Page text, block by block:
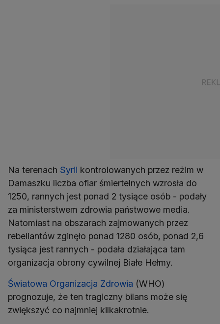
Na terenach Syrii kontrolowanych przez reżim w
Damaszku liczba ofiar śmiertelnych wzrosła do
1250, rannych jest ponad 2 tysiące osób - podały
za ministerstwem zdrowia państwowe media.
Natomiast na obszarach zajmowanych przez
rebeliantów zginęło ponad 1280 osób, ponad 2,6
tysiąca jest rannych - podała działająca tam
organizacja obrony cywilnej Białe Hełmy.
Światowa Organizacja Zdrowia (WHO)
prognozuje, że ten tragiczny bilans może się
zwiększyć co najmniej kilkakrotnie.